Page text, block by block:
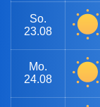
So.
23.08
Mo.
24.08